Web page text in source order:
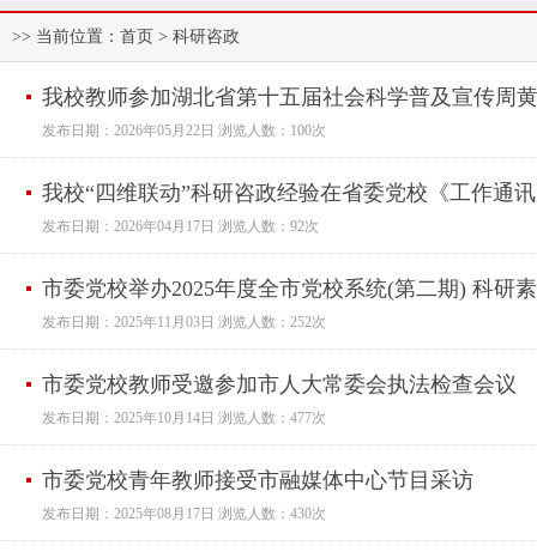
>> 当前位置： 首页 > 科研咨政
我校教师参加湖北省第十五届社会科学普及宣传周
发布日期：2026年05月22日 浏览人数：100次
我校“四维联动”科研咨政经验在省委党校《工作通
发布日期：2026年04月17日 浏览人数：92次
市委党校举办2025年度全市党校系统(第二期) 科研
发布日期：2025年11月03日 浏览人数：252次
市委党校教师受邀参加市人大常委会执法检查会议
发布日期：2025年10月14日 浏览人数：477次
市委党校青年教师接受市融媒体中心节目采访
发布日期：2025年08月17日 浏览人数：430次